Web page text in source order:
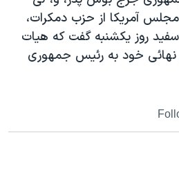
آمريکا از حزب دمکرات،
روز يکشنبه گفت که هيات
نهائی خود به رئيس جمهوری